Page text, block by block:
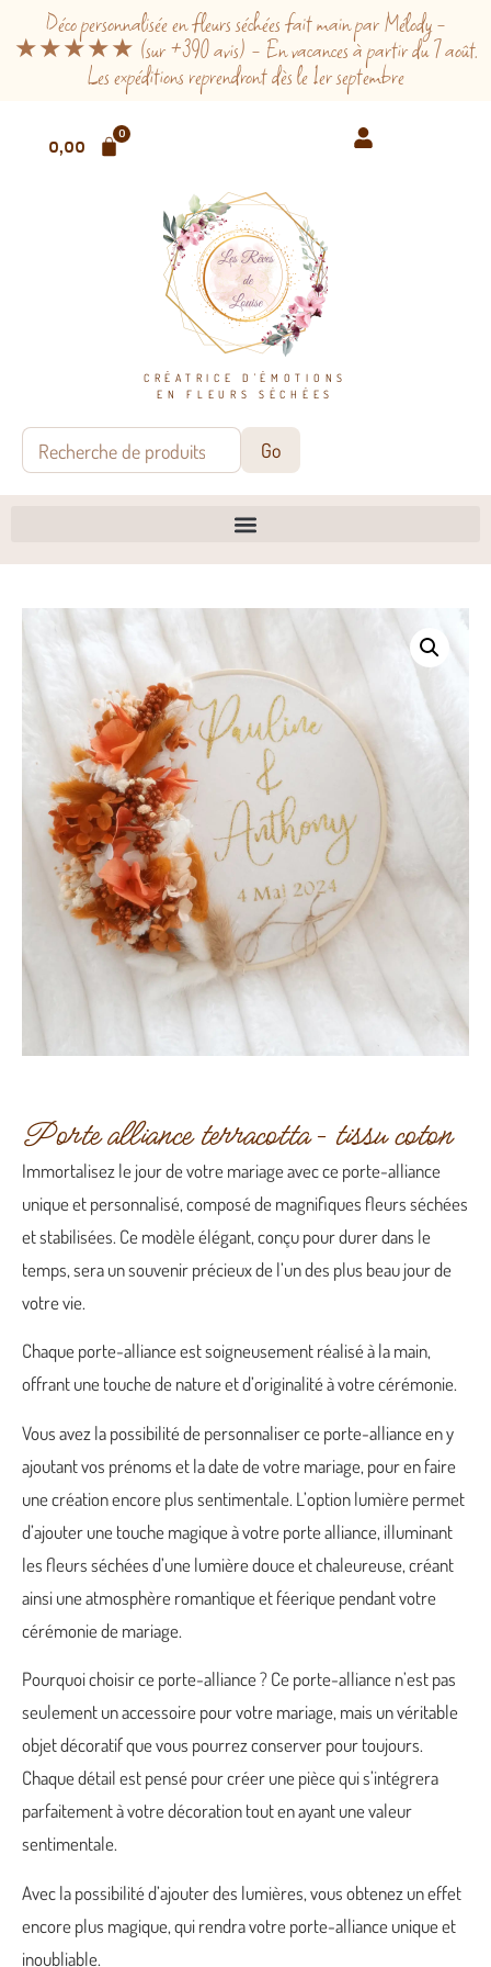
Déco personnalisée en fleurs séchées fait main par Mélody -
★★★★★ (sur +390 avis) - En vacances à partir du 7 août.
Les expéditions reprendront dès le 1er septembre
CRÉATRICE D'ÉMOTIONS
EN FLEURS SÉCHÉES
0,00
0
Porte alliance terracotta – tissu coton
Immortalisez le jour de votre mariage avec ce porte-alliance
unique et personnalisé, composé de magnifiques fleurs séchées
et stabilisées. Ce modèle élégant, conçu pour durer dans le
temps, sera un souvenir précieux de l’un des plus beau jour de
votre vie.
Chaque porte-alliance est soigneusement réalisé à la main,
offrant une touche de nature et d’originalité à votre cérémonie.
Vous avez la possibilité de personnaliser ce porte-alliance en y
ajoutant vos prénoms et la date de votre mariage, pour en faire
une création encore plus sentimentale. L’option lumière permet
d’ajouter une touche magique à votre porte alliance, illuminant
les fleurs séchées d’une lumière douce et chaleureuse, créant
ainsi une atmosphère romantique et féerique pendant votre
cérémonie de mariage.
Pourquoi choisir ce porte-alliance ? Ce porte-alliance n’est pas
seulement un accessoire pour votre mariage, mais un véritable
objet décoratif que vous pourrez conserver pour toujours.
Chaque détail est pensé pour créer une pièce qui s’intégrera
parfaitement à votre décoration tout en ayant une valeur
sentimentale.
Avec la possibilité d’ajouter des lumières, vous obtenez un effet
encore plus magique, qui rendra votre porte-alliance unique et
inoubliable.